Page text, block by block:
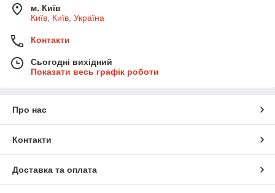
м. Київ
Київ, Київ, Україна
Контакти
Сьогодні вихідний
Показати весь графік роботи
Про нас
Контакти
Доставка та оплата